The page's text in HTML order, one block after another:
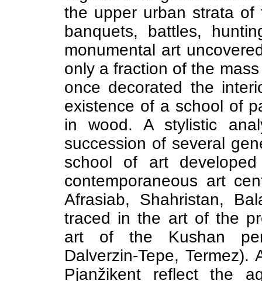
the upper urban strata of
banquets, battles,
monumental art
only a fraction of the
once decorated the
existence of a school of
in wood. A stylistic
succession of several
school of art
contemporaneous art
Afrasiab, Shahristan,
traced in the art of the
art of the Kushan
Dalverzin-Tepe,
Pjanžikent reflect the